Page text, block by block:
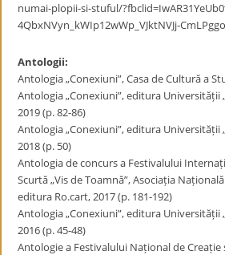
numai-plopii-si-stuful/
4QbxNVyn_kWIp12wWp_VJktNVJj-
Antologii:
Antologia „Conexiuni”, Casa de Cultură a
Antologia „Conexiuni”, editura Universității
2019 (p. 82-86)
Antologia „Conexiuni”, editura Universității
2018 (p. 50)
Antologia de concurs a Festivalului
Scurtă „Vis de Toamnă”, Asociația
editura Ro.cart, 2017 (p. 181-192)
Antologia „Conexiuni”, editura Universității
2016 (p. 45-48)
Antologie a Festivalului Național de Creație